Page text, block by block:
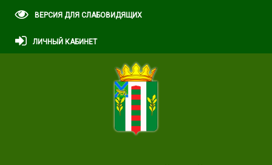
ВЕРСИЯ ДЛЯ СЛАБОВИДЯЩИХ
ЛИЧНЫЙ КАБИНЕТ